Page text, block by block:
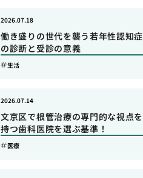
働き盛りの世代を襲う若年性認知症
の診断と受診の意義
2026.07.18
生活
文京区で根管治療の専門的な視点を
持つ歯科医院を選ぶ基準！
2026.07.14
医療